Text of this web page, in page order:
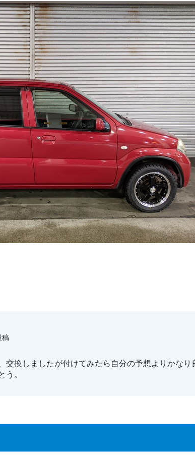
稿
交換しましたが付けてみたら自分の予想よりかなり
う。